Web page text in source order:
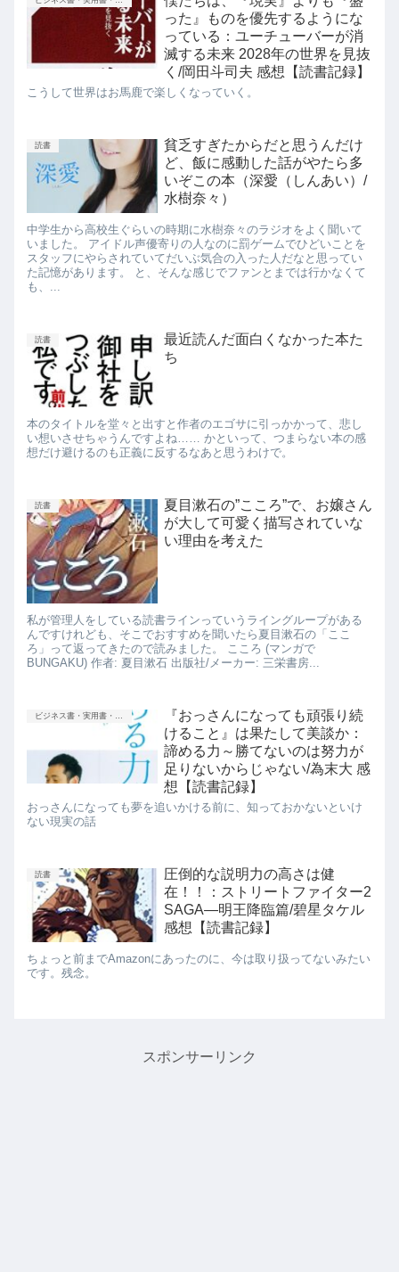
った』ものを優先するようにな
っている：ユーチューバーが消
滅する未来 2028年の世界を見抜
く/岡田斗司夫 感想【読書記録】
こうして世界はお馬鹿で楽しくなっていく。
読書
貧乏すぎたからだと思うんだけ
ど、飯に感動した話がやたら多
いぞこの本（深愛（しんあい）/
水樹奈々）
中学生から高校生ぐらいの時期に水樹奈々のラジオをよく聞いて
いました。 アイドル声優寄りの人なのに罰ゲームでひどいことを
スタッフにやらされていてだいぶ気合の入った人だなと思ってい
た記憶があります。 と、そんな感じでファンとまでは行かなくて
も、...
読書
最近読んだ面白くなかった本た
ち
本のタイトルを堂々と出すと作者のエゴサに引っかかって、悲し
い想いさせちゃうんですよね…… かといって、つまらない本の感
想だけ避けるのも正義に反するなあと思うわけで。
読書
夏目漱石の”こころ”で、お嬢さん
が大して可愛く描写されていな
い理由を考えた
私が管理人をしている読書ラインっていうライングループがある
んですけれども、そこでおすすめを聞いたら夏目漱石の「ここ
ろ」って返ってきたので読みました。 こころ (マンガで
BUNGAKU) 作者: 夏目漱石 出版社/メーカー: 三栄書房...
『おっさんになっても頑張り続
けること』は果たして美談か：
諦める力～勝てないのは努力が
足りないからじゃない/為末大 感
想【読書記録】
おっさんになっても夢を追いかける前に、知っておかないといけ
ない現実の話
読書
圧倒的な説明力の高さは健
在！！：ストリートファイター2
SAGA―明王降臨篇/碧星タケル
感想【読書記録】
ちょっと前までAmazonにあったのに、今は取り扱ってないみたい
です。残念。
スポンサーリンク